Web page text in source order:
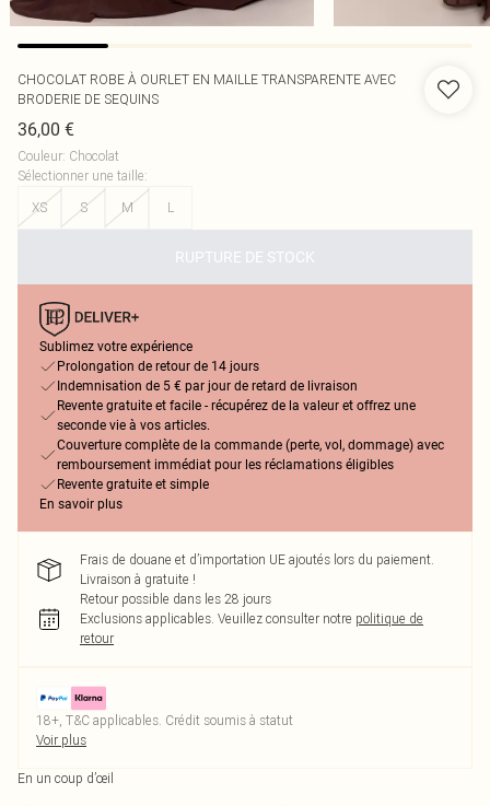
CHOCOLAT ROBE À OURLET EN MAILLE TRANSPARENTE AVEC
BRODERIE DE SEQUINS
36,00 €
Couleur: Chocolat
Sélectionner une taille:
XS
S M L
RUPTURE DE STOCK
Sublimez votre expérience
Prolongation de retour de 14 jours
Indemnisation de 5 € par jour de retard de livraison
Revente gratuite et facile - récupérez de la valeur et offrez une
seconde vie à vos articles.
Couverture complète de la commande (perte, vol, dommage) avec
remboursement immédiat pour les réclamations éligibles
Revente gratuite et simple
En savoir plus
Frais de douane et d’importation UE ajoutés lors du paiement.
Livraison à gratuite !
Retour possible dans les 28 jours
Exclusions applicables. Veuillez consulter notre politique de
retour
18+, T&C applicables. Crédit soumis à statut
Voir plus
En un coup d’œil